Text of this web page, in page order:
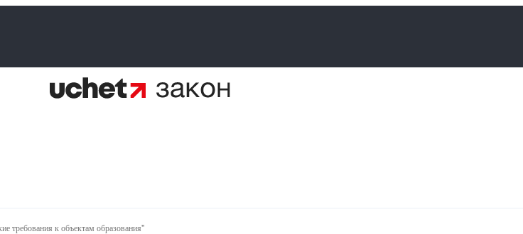
требования к объектам образования"